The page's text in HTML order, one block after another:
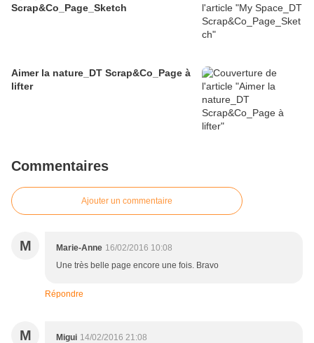
Scrap&Co_Page_Sketch
Aimer la nature_DT Scrap&Co_Page à
lifter
Commentaires
Ajouter un commentaire
M Marie-Anne 16/02/2016 10:08
Une très belle page encore une fois. Bravo
Répondre
M Migui 14/02/2016 21:08